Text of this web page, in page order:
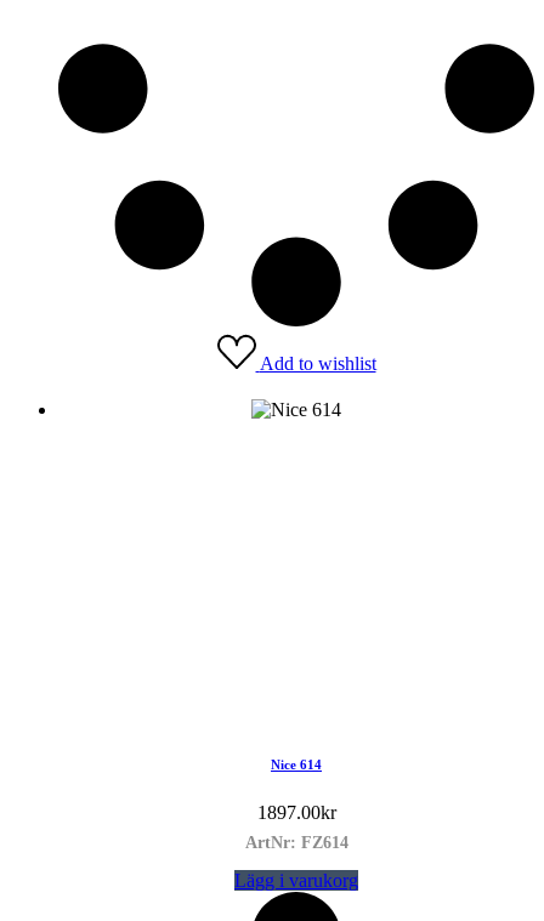
Add to wishlist
Nice 614
1897.00kr
ArtNr: FZ614
Lägg i varukorg